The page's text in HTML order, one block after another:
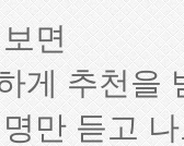
면
게 추천을
만 듣고